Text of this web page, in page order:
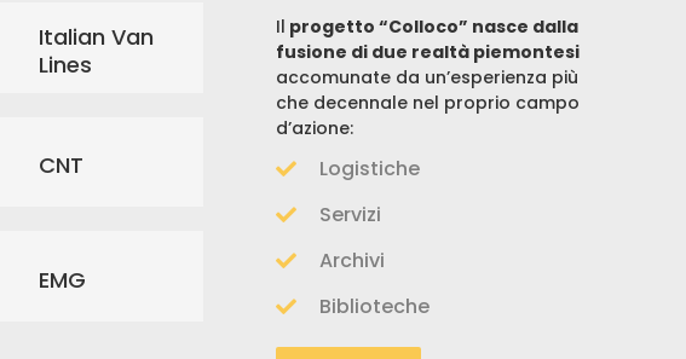
Italian Van
Lines
CNT
EMG
Il progetto “Colloco” nasce dalla
fusione di due realtà piemontesi
accomunate da un’esperienza più
che decennale nel proprio campo
d’azione:
Logistiche
Servizi
Archivi
Biblioteche